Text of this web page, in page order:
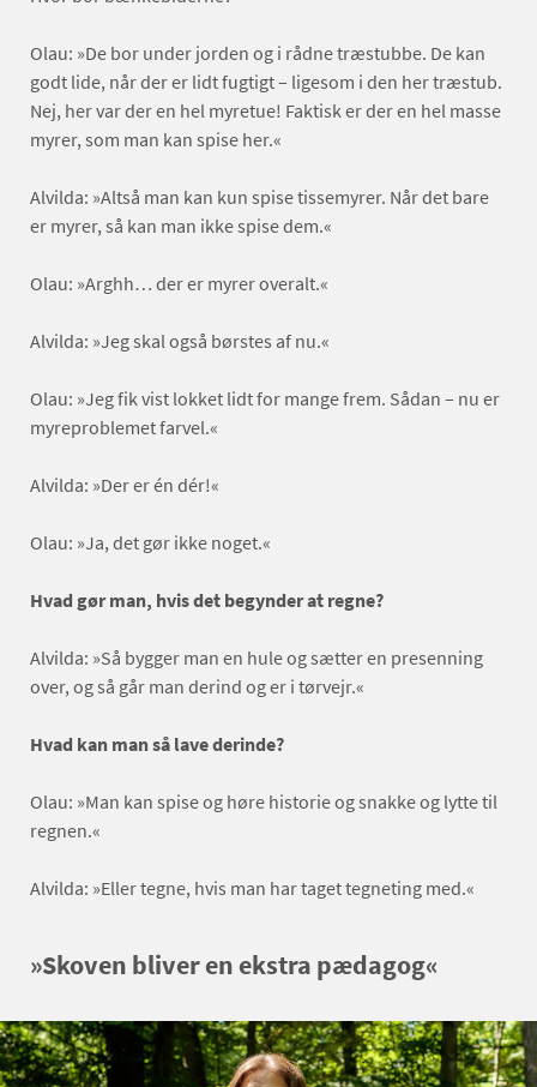
Olau: »De bor under jorden og i rådne træstubbe. De kan
godt lide, når der er lidt fugtigt – ligesom i den her træstub.
Nej, her var der en hel myretue! Faktisk er der en hel masse
myrer, som man kan spise her.«
Alvilda: »Altså man kan kun spise tissemyrer. Når det bare
er myrer, så kan man ikke spise dem.«
Olau: »Arghh… der er myrer overalt.«
Alvilda: »Jeg skal også børstes af nu.«
Olau: »Jeg fik vist lokket lidt for mange frem. Sådan – nu er
myreproblemet farvel.«
Alvilda: »Der er én dér!«
Olau: »Ja, det gør ikke noget.«
Hvad gør man, hvis det begynder at regne?
Alvilda: »Så bygger man en hule og sætter en presenning
over, og så går man derind og er i tørvejr.«
Hvad kan man så lave derinde?
Olau: »Man kan spise og høre historie og snakke og lytte til
regnen.«
Alvilda: »Eller tegne, hvis man har taget tegneting med.«
»Skoven bliver en ekstra pædagog«